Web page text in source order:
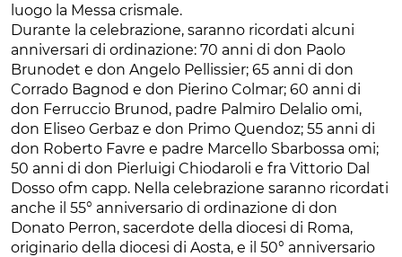
luogo la Messa crismale.
Durante la celebrazione, saranno ricordati alcuni
anniversari di ordinazione: 70 anni di don Paolo
Brunodet e don Angelo Pellissier; 65 anni di don
Corrado Bagnod e don Pierino Colmar; 60 anni di
don Ferruccio Brunod, padre Palmiro Delalio omi,
don Eliseo Gerbaz e don Primo Quendoz; 55 anni di
don Roberto Favre e padre Marcello Sbarbossa omi;
50 anni di don Pierluigi Chiodaroli e fra Vittorio Dal
Dosso ofm capp. Nella celebrazione saranno ricordati
anche il 55° anniversario di ordinazione di don
Donato Perron, sacerdote della diocesi di Roma,
originario della diocesi di Aosta, e il 50° anniversario